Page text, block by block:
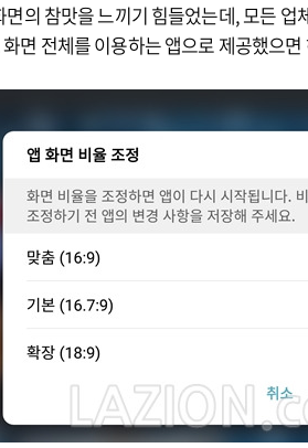
의 참맛을 느끼기 힘들었는데, 모든
면 전체를 이용하는 앱으로 제공했으